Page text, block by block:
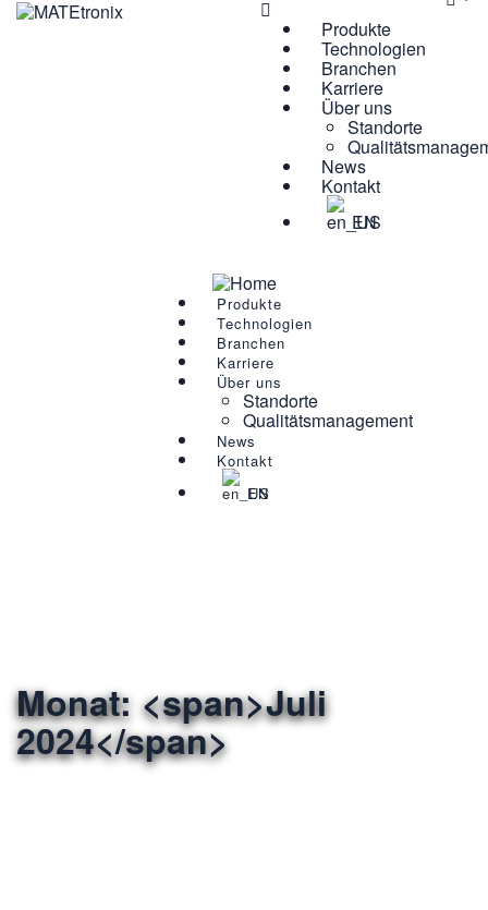
Produkte
Technologien
Branchen
Karriere
Über uns
Standorte
News
Kontakt
EN
Produkte
Technologien
Branchen
Karriere
Über uns
Standorte
Qualitätsmanagement
News
Kontakt
EN
Monat: <span>Juli
2024</span>